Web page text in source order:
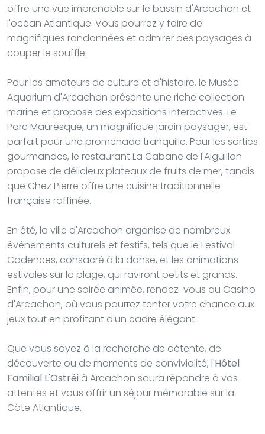
offre une vue imprenable sur le bassin d'Arcachon et
l'océan Atlantique. Vous pourrez y faire de
magnifiques randonnées et admirer des paysages à
couper le souffle.
Pour les amateurs de culture et d'histoire, le Musée
Aquarium d'Arcachon présente une riche collection
marine et propose des expositions interactives. Le
Parc Mauresque, un magnifique jardin paysager, est
parfait pour une promenade tranquille. Pour les sorties
gourmandes, le restaurant La Cabane de l'Aiguillon
propose de délicieux plateaux de fruits de mer, tandis
que Chez Pierre offre une cuisine traditionnelle
française raffinée.
En été, la ville d'Arcachon organise de nombreux
événements culturels et festifs, tels que le Festival
Cadences, consacré à la danse, et les animations
estivales sur la plage, qui raviront petits et grands.
Enfin, pour une soirée animée, rendez-vous au Casino
d'Arcachon, où vous pourrez tenter votre chance aux
jeux tout en profitant d'un cadre élégant.
Que vous soyez à la recherche de détente, de
découverte ou de moments de convivialité, l'Hôtel
Familial L'Ostréi à Arcachon saura répondre à vos
attentes et vous offrir un séjour mémorable sur la
Côte Atlantique.